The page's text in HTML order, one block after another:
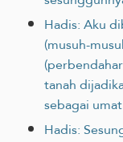
Hadis: Aku
(musuh-
tanah
sebagai
Hadis: